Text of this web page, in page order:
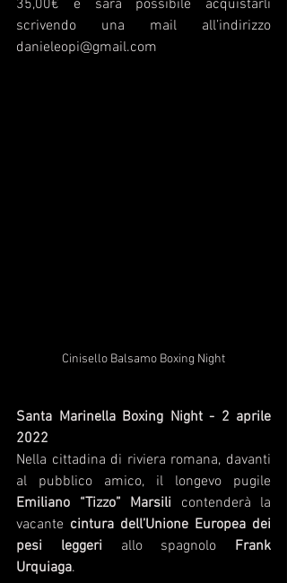
35,00€ e sarà possibile acquistarli
scrivendo una mail all’indirizzo
danieleopi@gmail.com
Cinisello Balsamo Boxing Night
Santa Marinella Boxing Night - 2 aprile
2022
Nella cittadina di riviera romana, davanti
Emiliano “Tizzo” Marsili contenderà la
vacante cintura dell’Unione Europea dei
pesi leggeri allo spagnolo Frank
Urquiaga.